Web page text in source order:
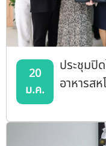
20
ม.ค.
ประชุมปิ
อาหารส